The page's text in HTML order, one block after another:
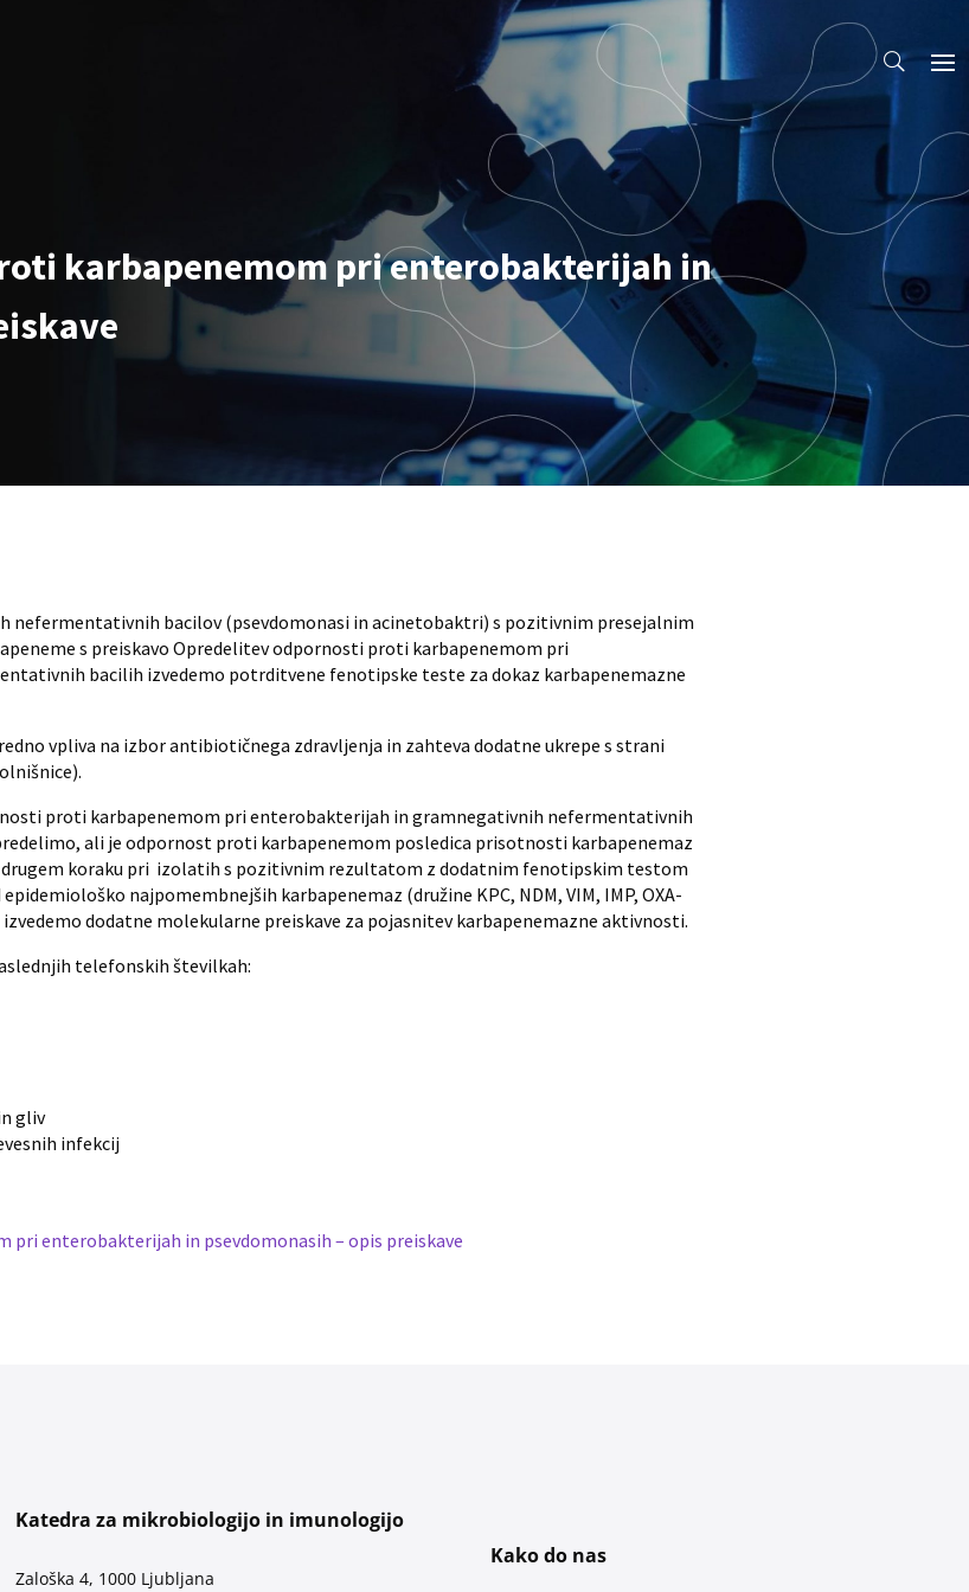
karbapenemom pri enterobakterijah in
bacilov (psevdomonasi in acinetobaktri) s pozitivnim presejalnim
s preiskavo Opredelitev odpornosti proti karbapenemom pri
bacilih izvedemo potrditvene fenotipske teste za dokaz karbapenemazne
vpliva na izbor antibiotičnega zdravljenja in zahteva dodatne ukrepe s strani
proti karbapenemom pri enterobakterijah in gramnegativnih nefermentativnih
ali je odpornost proti karbapenemom posledica prisotnosti karbapenemaz
koraku pri izolatih s pozitivnim rezultatom z dodatnim fenotipskim testom
najpomembnejših karbapenemaz (družine KPC, NDM, VIM, IMP, OXA-
dodatne molekularne preiskave za pojasnitev karbapenemazne aktivnosti.
telefonskih številkah:
gliv
infekcij
enterobakterijah in psevdomonasih – opis preiskave
Katedra za mikrobiologijo in imunologijo
Zaloška 4, 1000 Ljubljana
Kako do nas